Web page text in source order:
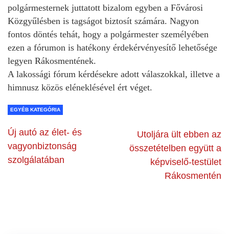
polgármesternek juttatott bizalom egyben a Fővárosi
Közgyűlésben is tagságot biztosít számára. Nagyon
fontos döntés tehát, hogy a polgármester személyében
ezen a fórumon is hatékony érdekérvényesítő lehetősége
legyen Rákosmentének.
A lakossági fórum kérdésekre adott válaszokkal, illetve a
himnusz közös eléneklésével ért véget.
EGYÉB KATEGÓRIA
Új autó az élet- és
vagyonbiztonság
szolgálatában
Utoljára ült ebben az
összetételben együtt a
képviselő-testület
Rákosmentén